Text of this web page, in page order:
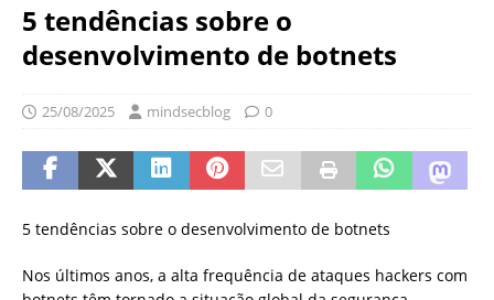
5 tendências sobre o
desenvolvimento de botnets
25/08/2025 mindsecblog 0
5 tendências sobre o desenvolvimento de botnets
Nos últimos anos, a alta frequência de ataques hackers com